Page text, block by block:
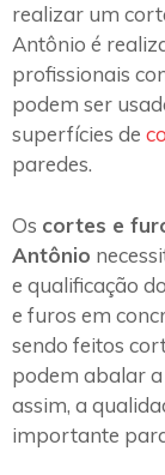
realizar um
Antônio é
profissionais
podem ser
superfícies de
paredes.
Os cortes e
Antônio
e qualificação
e furos em
sendo feitos
podem abalar
assim, a
importante